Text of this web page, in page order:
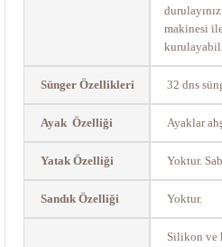
makinesi
Sünger Özellikleri 32 dns
Ayak Özelliği Ayaklar
Yatak Özelliği Yoktur.
Sandık Özelliği Yoktur.
Silikon ve